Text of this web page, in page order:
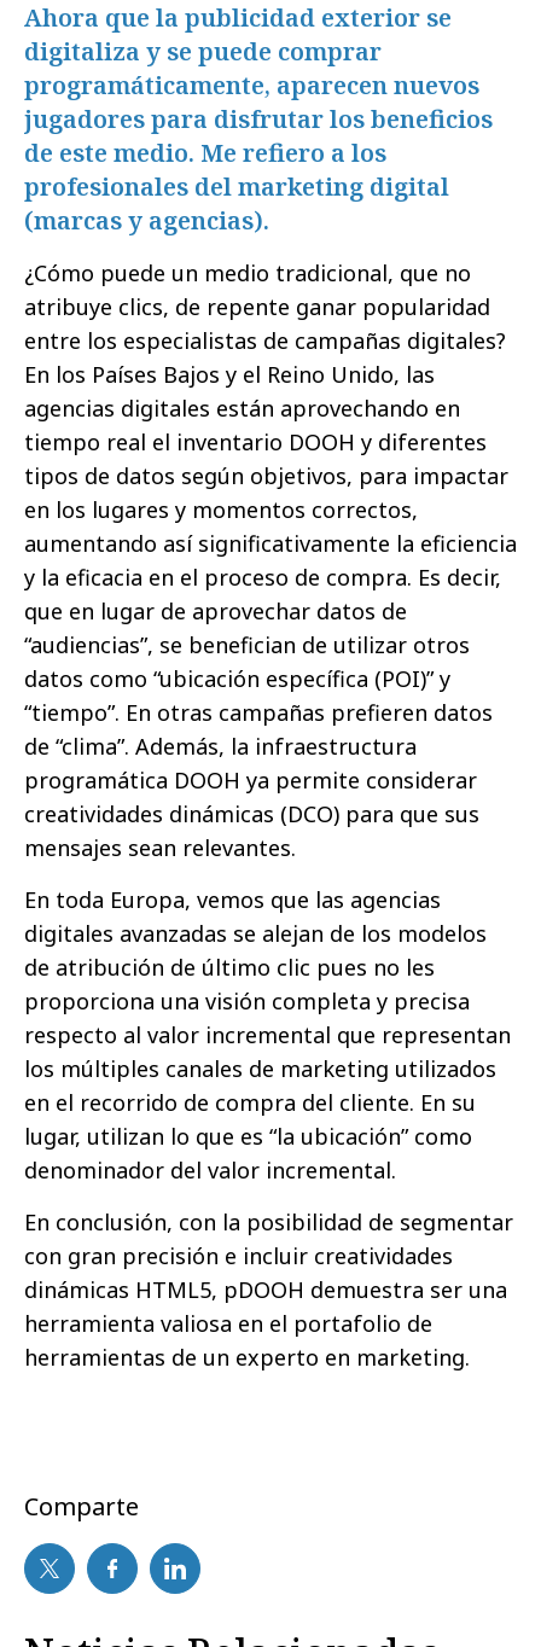
Ahora que la publicidad exterior se
digitaliza y se puede comprar
programáticamente, aparecen nuevos
jugadores para disfrutar los beneficios
de este medio. Me refiero a los
profesionales del marketing digital
(marcas y agencias).
¿Cómo puede un medio tradicional, que no
atribuye clics, de repente ganar popularidad
entre los especialistas de campañas digitales?
En los Países Bajos y el Reino Unido, las
agencias digitales están aprovechando en
tiempo real el inventario DOOH y diferentes
tipos de datos según objetivos, para impactar
en los lugares y momentos correctos,
aumentando así significativamente la eficiencia
y la eficacia en el proceso de compra. Es decir,
que en lugar de aprovechar datos de
“audiencias”, se benefician de utilizar otros
datos como “ubicación específica (POI)” y
“tiempo”. En otras campañas prefieren datos
de “clima”. Además, la infraestructura
programática DOOH ya permite considerar
creatividades dinámicas (DCO) para que sus
mensajes sean relevantes.
En toda Europa, vemos que las agencias
digitales avanzadas se alejan de los modelos
de atribución de último clic pues no les
proporciona una visión completa y precisa
respecto al valor incremental que representan
los múltiples canales de marketing utilizados
en el recorrido de compra del cliente. En su
lugar, utilizan lo que es “la ubicación” como
denominador del valor incremental.
En conclusión, con la posibilidad de segmentar
con gran precisión e incluir creatividades
dinámicas HTML5, pDOOH demuestra ser una
herramienta valiosa en el portafolio de
herramientas de un experto en marketing.
Comparte